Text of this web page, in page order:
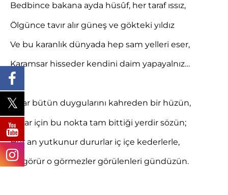
Bedbince bakana ayda hüsûf, her taraf ıssız,
Ölgünce tavır alır güneş ve gökteki yıldız
Ve bu karanlık dünyada hep sam yelleri eser,
Karamsar hisseder kendini daim yapayalnız…
Sarar bütün duygularını kahreden bir hüzün,
Onlar için bu nokta tam bittiği yerdir sözün;
Her an yutkunur dururlar iç içe kederlerle,
Ve görür o görmezler görülenleri gündüzün.